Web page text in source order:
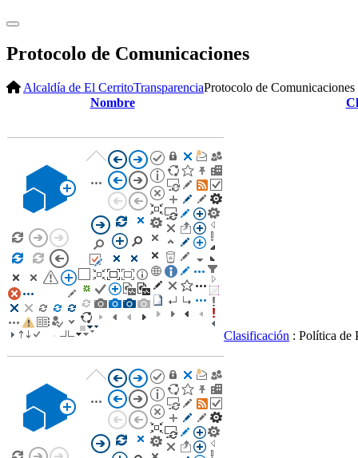
Protocolo de Comunicaciones
Alcaldía de El CerritoTransparenciaProtocolo de Comunicaciones
Nombre
Clasificación : Política de